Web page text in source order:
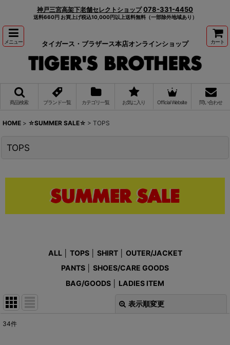
神戸三宮高架下老舗セレクトショップ 078-331-4450
送料660円 お買上げ税込10,000円以上送料無料（一部除外地域あり）
メニュー タイガース・ブラザース本店オンラインショップ カート
商品検索 ブランド一覧 カテゴリ一覧 お気に入り Official Website 問い合わせ
HOME > ☆SUMMER SALE☆ > TOPS
TOPS
ALL│ TOPS│ SHIRT│ OUTER/JACKET
PANTS
SHOES/CARE GOODS
BAG/GOODS
LADIES ITEM
表示順変更
34件